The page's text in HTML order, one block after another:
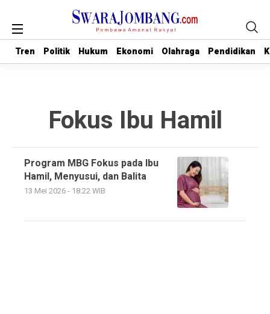
Tren Politik Hukum Ekonomi Olahraga Pendidikan
Tren Politik Hukum Ekonomi Olahraga Pendidikan
Fokus Ibu Hamil
Program MBG Fokus pada Ibu
Hamil, Menyusui, dan Balita
13 Mei 2026 - 18:22 WIB